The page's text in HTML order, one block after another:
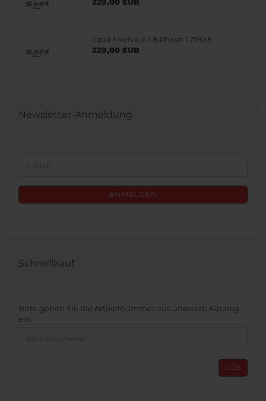
Opel Meriva A 1.8 Phase 1 Z18XE
229,00 EUR
Newsletter-Anmeldung
ANMELDEN
Schnellkauf
BITTE
GEBEN
Bitte geben Sie die Artikelnummer aus unserem Katalog
ein.
LOS